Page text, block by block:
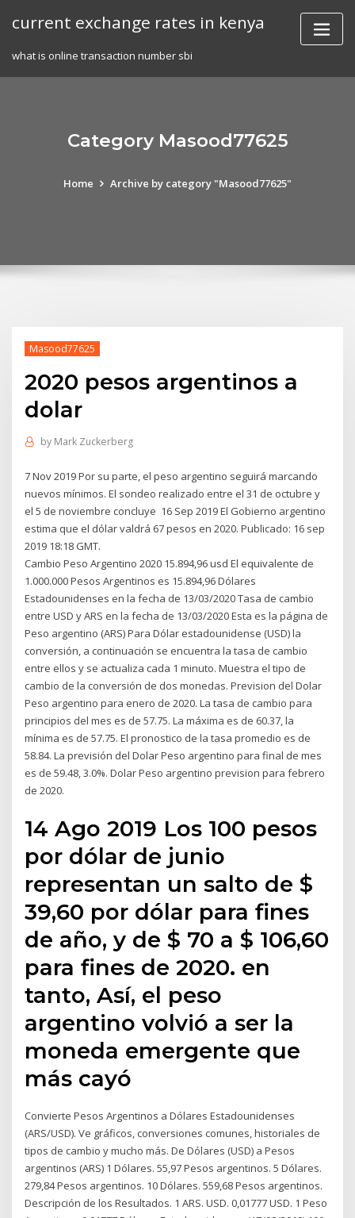
current exchange rates in kenya
what is online transaction number sbi
Category Masood77625
Home Archive by category "Masood77625"
Masood77625
2020 pesos argentinos a
dolar
by Mark Zuckerberg
7 Nov 2019 Por su parte, el peso argentino seguirá marcando
nuevos mínimos. El sondeo realizado entre el 31 de octubre y
el 5 de noviembre concluye 16 Sep 2019 El Gobierno argentino
estima que el dólar valdrá 67 pesos en 2020. Publicado: 16 sep
2019 18:18 GMT.
Cambio Peso Argentino 2020 15.894,96 usd El equivalente de
1.000.000 Pesos Argentinos es 15.894,96 Dólares
Estadounidenses en la fecha de 13/03/2020 Tasa de cambio
entre USD y ARS en la fecha de 13/03/2020 Esta es la página de
Peso argentino (ARS) Para Dólar estadounidense (USD) la
conversión, a continuación se encuentra la tasa de cambio
entre ellos y se actualiza cada 1 minuto. Muestra el tipo de
cambio de la conversión de dos monedas. Prevision del Dolar
Peso argentino para enero de 2020. La tasa de cambio para
principios del mes es de 57.75. La máxima es de 60.37, la
mínima es de 57.75. El pronostico de la tasa promedio es de
58.84. La previsión del Dolar Peso argentino para final de mes
es de 59.48, 3.0%. Dolar Peso argentino prevision para febrero
de 2020.
14 Ago 2019 Los 100 pesos
por dólar de junio
representan un salto de $
39,60 por dólar para fines
de año, y de $ 70 a $ 106,60
para fines de 2020. en
tanto, Así, el peso
argentino volvió a ser la
moneda emergente que
más cayó
Convierte Pesos Argentinos a Dólares Estadounidenses
(ARS/USD). Ve gráficos, conversiones comunes, historiales de
tipos de cambio y mucho más. De Dólares (USD) a Pesos
argentinos (ARS) 1 Dólares. 55,97 Pesos argentinos. 5 Dólares.
279,84 Pesos argentinos. 10 Dólares. 559,68 Pesos argentinos.
Descripción de los Resultados. 1 ARS. USD. 0,01777 USD. 1 Peso